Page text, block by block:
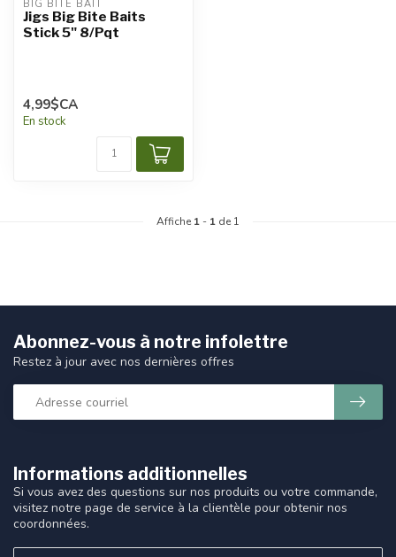
BIG BITE BAIT
Jigs Big Bite Baits
Stick 5" 8/Pqt
4,99$CA
En stock
Affiche 1 - 1 de 1
Informations additionnelles
Si vous avez des questions sur nos produits ou votre commande,
visitez notre page de service à la clientèle pour obtenir nos
coordonnées.
Abonnez-vous à notre infolettre
Restez à jour avec nos dernières offres